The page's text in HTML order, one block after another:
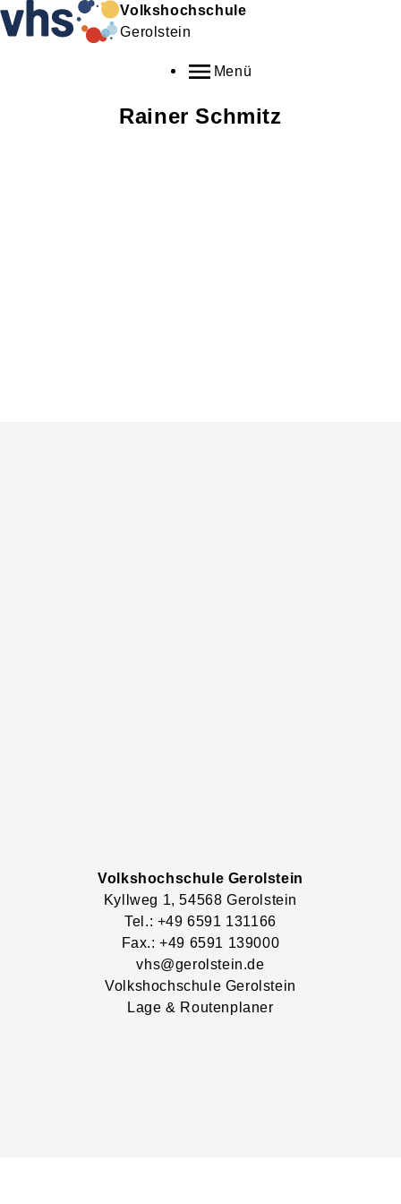
Volkshochschule
Gerolstein
Menü
RainerSchmitz
Volkshochschule Gerolstein
Kyllweg 1, 54568Gerolstein
Tel.: +49 6591 131166
Fax.: +49 6591 139000
vhs@gerolstein.de
Volkshochschule Gerolstein
Lage & Routenplaner